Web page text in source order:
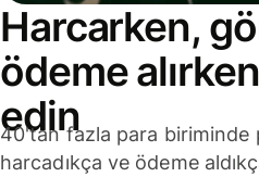
Harcarken,
ödeme
edin
40'tan fazla para biriminde
harcadıkça ve ödeme